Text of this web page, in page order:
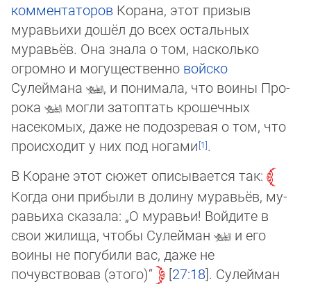
комментаторов Ко­ра­на, этот призыв
муравьихи дошёл до всех остальных
муравьёв. Она знала о том, нас­коль­ко
огромно и могущественно войско
Сулеймана
, и понимала, что воины Про­
ро­ка
могли затоптать крошечных
насекомых, даже не подозревая о том, что
про­ис­хо­дит у них под ногами
.
В Коране этот сюжет описывается так:
Когда они прибыли в долину муравьёв, му­
ра­вьи­ха сказала: „О муравьи! Войдите в
свои жилища, чтобы Сулейман
и его
воины не погубили вас, даже не
почувствовав (этого)“
27:18 . Сулейман